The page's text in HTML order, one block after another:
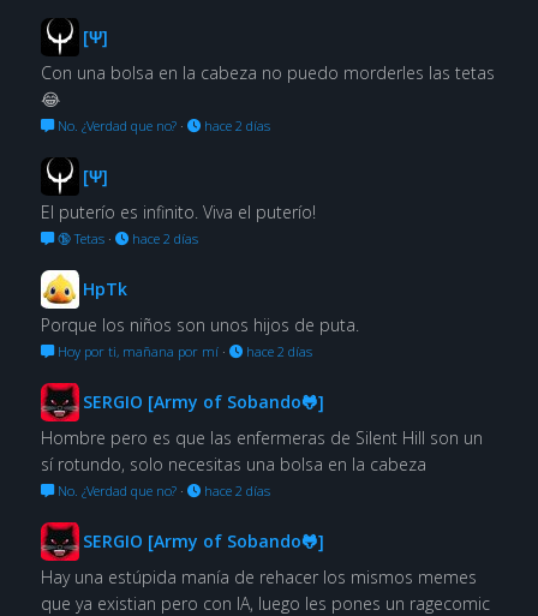
[Ψ]
Con una bolsa en la cabeza no puedo morderles las tetas
😂
No. ¿Verdad que no?· hace 2 días
[Ψ]
El puterío es infinito. Viva el puterío!
🔞 Tetas· hace 2 días
HpTk
Porque los niños son unos hijos de puta.
Hoy por ti, mañana por mí· hace 2 días
SERGIO [Army of Sobando🐸]
Hombre pero es que las enfermeras de Silent Hill son un
sí rotundo, solo necesitas una bolsa en la cabeza
No. ¿Verdad que no?· hace 2 días
SERGIO [Army of Sobando🐸]
Hay una estúpida manía de rehacer los mismos memes
que ya existian pero con IA, luego les pones un ragecomic